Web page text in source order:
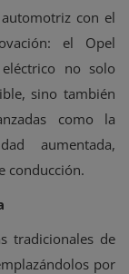
con el
el Opel
no solo
sino también
como la
aumentada,
conducción.
tradicionales de
por